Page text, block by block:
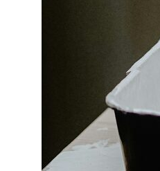
ИНФОРМАЦИЯ ДЛЯ ПАРТНЕРОВ
Дизайн интерьера квартир
Дизайн трехкомнатной квартиры